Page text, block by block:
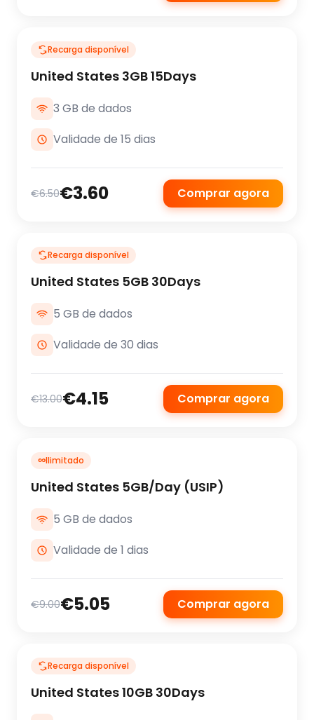
Recarga disponível
United States 3GB 15Days
3 GB de dados
Validade de 15 dias
€6.50€3.60 Comprar agora
Recarga disponível
United States 5GB 30Days
5 GB de dados
Validade de 30 dias
€13.00€4.15 Comprar agora
∞Ilimitado
United States 5GB/Day (USIP)
5 GB de dados
Validade de 1 dias
€9.00€5.05 Comprar agora
Recarga disponível
United States 10GB 30Days